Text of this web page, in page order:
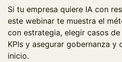
Si tu empresa quiere IA con
este webinar te muestra el
con estrategia, elegir casos
KPIs y asegurar gobernanza y
inicio.